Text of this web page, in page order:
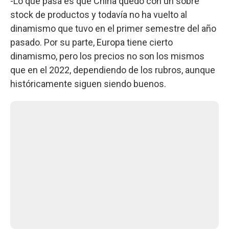
stock de productos y todavía no ha vuelto al
dinamismo que tuvo en el primer semestre del año
pasado. Por su parte, Europa tiene cierto
dinamismo, pero los precios no son los mismos
que en el 2022, dependiendo de los rubros, aunque
históricamente siguen siendo buenos.